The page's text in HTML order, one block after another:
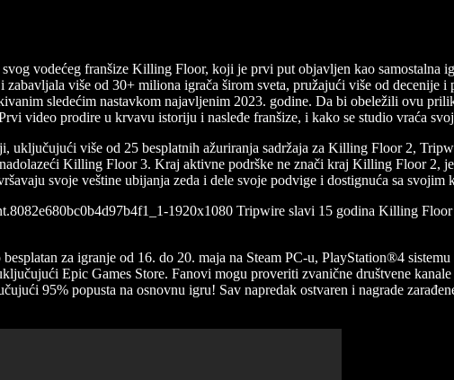
vodećeg franšize Killing Floor, koji je prvi put objavljen kao samostalna
više od 30+ miliona igrača širom sveta, pružajući više od decenije
sledećim nastavkom najavljenim 2023. godine. Da bi obeležili ovu
video prodire u krvavu istoriju i nasleđe franšize, i kako se studio vraća
uključujući više od 25 besplatnih ažuriranja sadržaja za Killing Floor 2,
Killing Floor 3. Kraj aktivne podrške ne znači kraj Killing Floor 2,
svoje veštine ubijanja zeda i dele svoje podvige i dostignuća sa svojim
za igranje od 16. do 20. maja na Steam PC-u, PlayStation®4
Epic Games Store. Fanovi mogu proveriti zvanične društvene
95% popusta na osnovnu igru! Sav napredak ostvaren i nagrade